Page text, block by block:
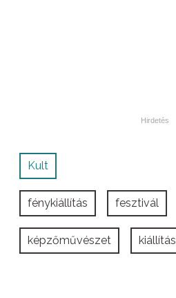
Kult
fénykiállítás fesztivál
képzőművészet kiállítás